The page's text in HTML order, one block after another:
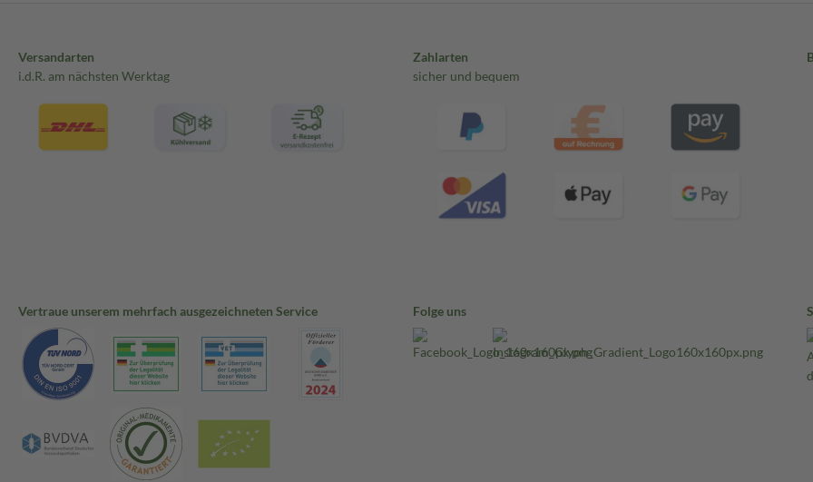
Versandarten
i.d.R. am nächsten Werktag
Zahlarten
sicher und bequem
Vertraue unserem mehrfach ausgezeichneten Service Folge uns